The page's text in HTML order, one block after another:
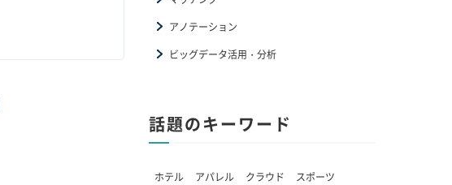
アノテーション
ビッグデータ活用・分析
話題のキーワード
ホテル アパレル クラウド スポーツ